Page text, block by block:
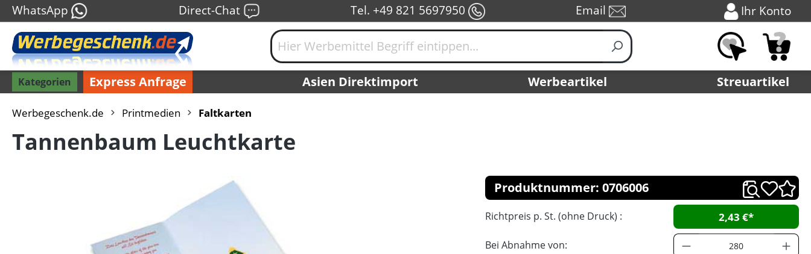
WhatsApp Direct-Chat Tel. +49 821 5697950 Email Ihr Konto
Kategorien Express Anfrage Asien Direktimport Werbeartikel Streuartikel
Werbegeschenk.de Printmedien Faltkarten
Tannenbaum Leuchtkarte
Produktnummer: 0706006
Richtpreis p. St. (ohne Druck) : 2,43 €*
Bei Abnahme von: